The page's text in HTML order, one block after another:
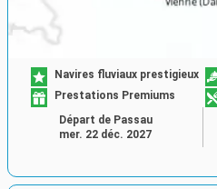
Navires fluviaux prestigieux
Prestations Premiums
Départ de Passau
mer. 22 déc. 2027